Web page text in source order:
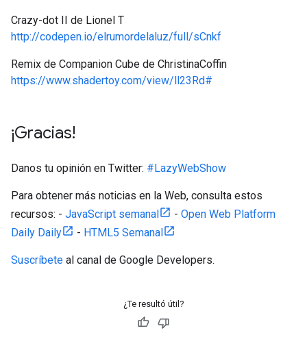
Crazy-dot II de Lionel T
http://codepen.io/elrumordelaluz/full/sCnkf
Remix de Companion Cube de ChristinaCoffin
https://www.shadertoy.com/view/ll23Rd#
¡Gracias!
Danos tu opinión en Twitter: #LazyWebShow
Para obtener más noticias en la Web, consulta estos
recursos: - JavaScript semanal - Open Web Platform
Daily Daily
- HTML5 Semanal
Suscríbete al canal de Google Developers.
¿Te resultó útil?